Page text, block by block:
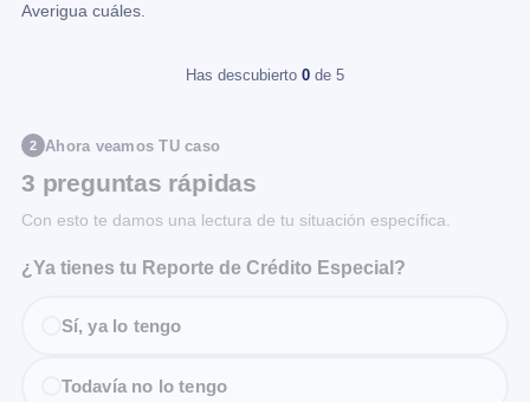
Averigua cuáles.
Has descubierto 0 de 5
2 Ahora veamos TU caso
3 preguntas rápidas
Con esto te damos una lectura de tu situación específica.
¿Ya tienes tu Reporte de Crédito Especial?
Sí, ya lo tengo
Todavía no lo tengo